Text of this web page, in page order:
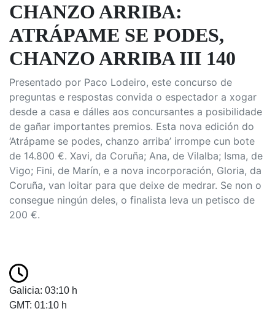
CHANZO ARRIBA:
ATRÁPAME SE PODES,
CHANZO ARRIBA III 140
Presentado por Paco Lodeiro, este concurso de
preguntas e respostas convida o espectador a xogar
desde a casa e dálles aos concursantes a posibilidade
de gañar importantes premios. Esta nova edición do
‘Atrápame se podes, chanzo arriba’ irrompe cun bote
de 14.800 €. Xavi, da Coruña; Ana, de Vilalba; Isma, de
Vigo; Fini, de Marín, e a nova incorporación, Gloria, da
Coruña, van loitar para que deixe de medrar. Se non o
consegue ningún deles, o finalista leva un petisco de
200 €.
Galicia: 03:10 h
GMT: 01:10 h